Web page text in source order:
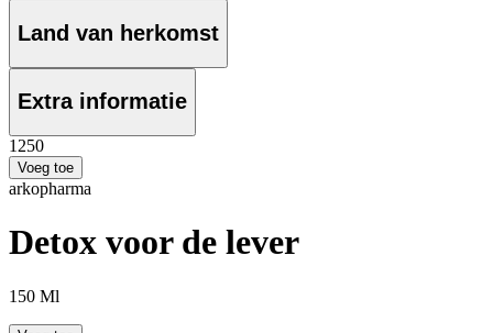
Land van herkomst
Extra informatie
1250
Voeg toe
arkopharma
Detox voor de lever
150 Ml